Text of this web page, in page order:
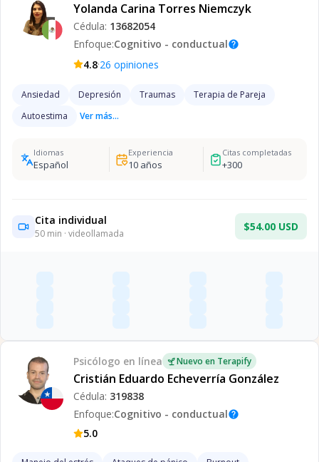
Yolanda Carina Torres Niemczyk
Cédula: 13682054
Enfoque:Cognitivo - conductualhelp
4.8·26 opiniones
Ansiedad Depresión Traumas
Terapia de Pareja
Autoestima
Ver más...
Idiomas
Español
Experiencia
10años
Citas completadas
+300
Cita individual
50 min · videollamada
$54.00 USD
Psicólogo en línea Nuevo en Terapify
Cristián Eduardo Echeverría González
Cédula: 319838
Enfoque:Cognitivo - conductualhelp
5.0